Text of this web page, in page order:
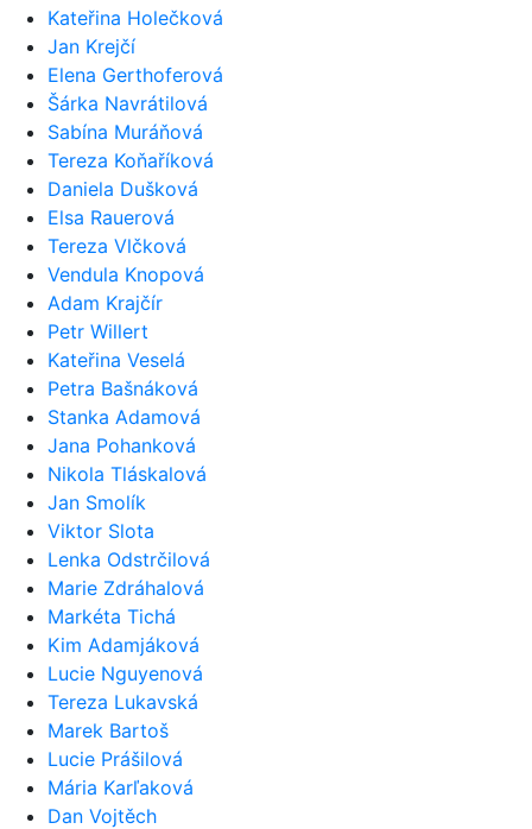
Kateřina Holečková
Jan Krejčí
Elena Gerthoferová
Šárka Navrátilová
Sabína Muráňová
Tereza Koňaříková
Daniela Dušková
Elsa Rauerová
Tereza Vlčková
Vendula Knopová
Adam Krajčír
Petr Willert
Kateřina Veselá
Petra Bašnáková
Stanka Adamová
Jana Pohanková
Nikola Tláskalová
Jan Smolík
Viktor Slota
Lenka Odstrčilová
Marie Zdráhalová
Markéta Tichá
Kim Adamjáková
Lucie Nguyenová
Tereza Lukavská
Marek Bartoš
Lucie Prášilová
Mária Karľaková
Dan Vojtěch